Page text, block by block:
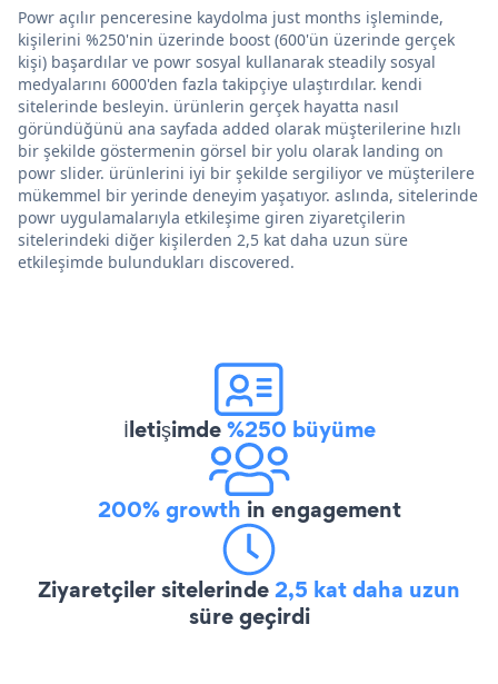
Powr açılır penceresine kaydolma just months işleminde,
kişilerini %250'nin üzerinde boost (600'ün üzerinde gerçek
kişi) başardılar ve powr sosyal kullanarak steadily sosyal
medyalarını 6000'den fazla takipçiye ulaştırdılar. kendi
sitelerinde besleyin. ürünlerin gerçek hayatta nasıl
göründüğünü ana sayfada added olarak müşterilerine hızlı
bir şekilde göstermenin görsel bir yolu olarak landing on
powr slider. ürünlerini iyi bir şekilde sergiliyor ve müşterilere
mükemmel bir yerinde deneyim yaşatıyor. aslında, sitelerinde
powr uygulamalarıyla etkileşime giren ziyaretçilerin
sitelerindeki diğer kişilerden 2,5 kat daha uzun süre
etkileşimde bulundukları discovered.
İletişimde%250 büyüme
200% growth in engagement
Ziyaretçiler sitelerinde2,5 kat daha uzun
süre geçirdi